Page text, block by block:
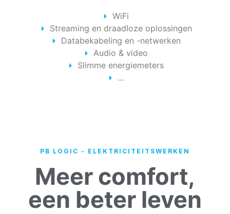
WiFi
Streaming en draadloze oplossingen
Databekabeling en -netwerken
Audio & video
Slimme energiemeters
...
PB LOGIC - ELEKTRICITEITSWERKEN​
Meer comfort,
een beter leven